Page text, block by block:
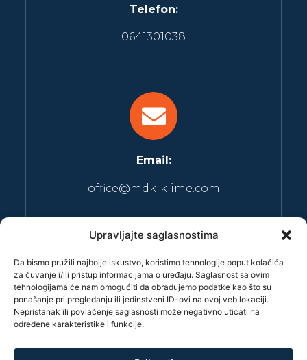
Upravljajte saglasnostima
Da bismo pružili najbolje iskustvo, koristimo tehnologije poput kolačića
za čuvanje i/ili pristup informacijama o uređaju. Saglasnost sa ovim
tehnologijama će nam omogućiti da obrađujemo podatke kao što su
ponašanje pri pregledanju ili jedinstveni ID-ovi na ovoj veb lokaciji.
Nepristanak ili povlačenje saglasnosti može negativno uticati na
određene karakteristike i funkcije.
Telefon:
0641301038
Email:
office@mdk-klime.com
Radno vreme: